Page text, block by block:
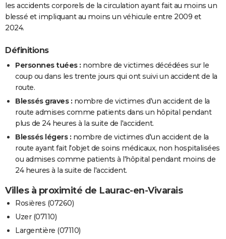
les accidents corporels de la circulation ayant fait au moins un
blessé et impliquant au moins un véhicule entre 2009 et
2024.
Définitions
Personnes tuées : nombre de victimes décédées sur le
coup ou dans les trente jours qui ont suivi un accident de la
route.
Blessés graves : nombre de victimes d'un accident de la
route admises comme patients dans un hôpital pendant
plus de 24 heures à la suite de l'accident.
Blessés légers : nombre de victimes d'un accident de la
route ayant fait l'objet de soins médicaux, non hospitalisées
ou admises comme patients à l'hôpital pendant moins de
24 heures à la suite de l'accident.
Villes à proximité de Laurac-en-Vivarais
Rosières (07260)
Uzer (07110)
Largentière (07110)